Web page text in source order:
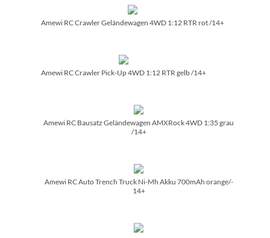
Amewi RC Crawler Geländewagen 4WD 1:12 RTR rot /­14+
Amewi RC Crawler Pick-Up 4WD 1:12 RTR gelb /­14+
Amewi RC Bausatz Geländewagen AMXRock 4WD 1:35 grau
/­14+
Amewi RC Auto Trench Truck Ni-Mh Akku 700mAh orange/­
14+